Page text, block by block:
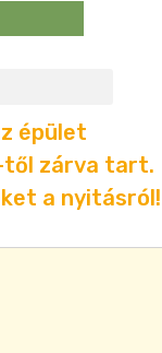
épület
től zárva tart.
a nyitásról!